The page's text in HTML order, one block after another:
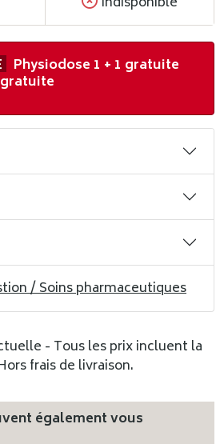
Physiodose 1 + 1 gratuite
gratuite
/ Soins pharmaceutiques
- Tous les prix incluent la
frais de livraison.
également vous